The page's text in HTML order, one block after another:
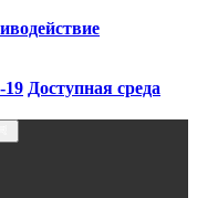
Доступная среда